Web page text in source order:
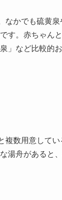
なかでも硫黄
す。赤ちゃん
」など比較的
複数用意して
湯舟があると